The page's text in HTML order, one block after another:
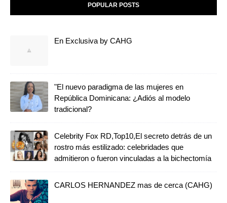
POPULAR POSTS
En Exclusiva by CAHG
"El nuevo paradigma de las mujeres en
República Dominicana: ¿Adiós al modelo
tradicional?
Celebrity Fox RD,Top10,El secreto detrás de un
rostro más estilizado: celebridades que
admitieron o fueron vinculadas a la bichectomía
CARLOS HERNANDEZ mas de cerca (CAHG)